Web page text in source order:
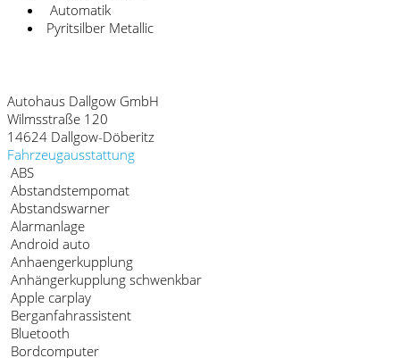
Automatik
Pyritsilber Metallic
Autohaus Dallgow GmbH
Wilmsstraße 120
14624 Dallgow-Döberitz
Fahrzeugausstattung
ABS
Abstandstempomat
Abstandswarner
Alarmanlage
Android auto
Anhaengerkupplung
Anhängerkupplung schwenkbar
Apple carplay
Berganfahrassistent
Bluetooth
Bordcomputer